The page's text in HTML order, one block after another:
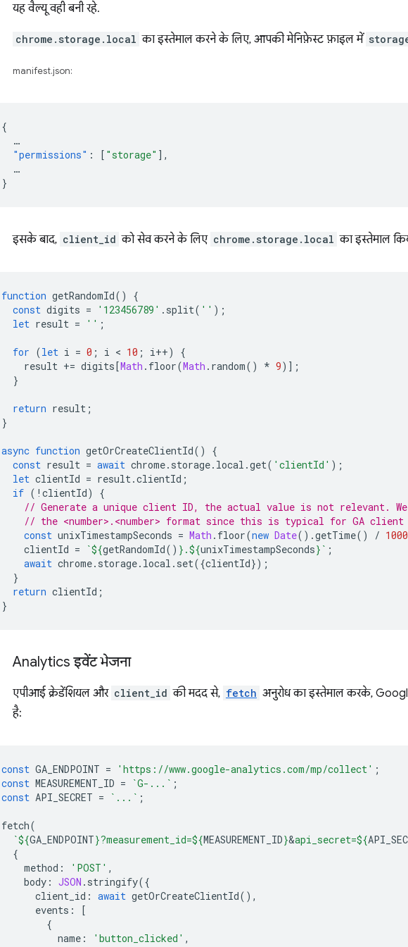
यह वैल्यू वही बनी रहे.
chrome.storage.local का इस्तेमाल करने के लिए, आपकी मेनिफ़ेस्ट फ़ाइल में
manifest.json:
{
…
"permissions" : [ "storage" ],
…
}
इसके बाद, client_id को सेव करने के लिए chrome.storage.local का इस्तेमाल
function getRandomId()
{
const digits = '123456789' . split( '' );
let result = '' ;
for (let i = 0 ; i < 10 ; i++)
{
result += digits[Math . floor(Math . random() * 9)];
}
return result ;
}
async function getOrCreateClientId()
{
const result = await chrome. storage. local .get( 'clientId' );
let clientId = result.clientId ;
if ( ! clientId)
{
// Generate a unique client ID, the actual value is not relevant. We
// the <number>.<number> format since this is typical for GA client
const unixTimestampSeconds = Math . floor(new Date().getTime() / 1000
clientId = `${getRandomId() } .${unixTimestampSeconds} ` ;
await chrome. storage. local . set({clientId});
}
return clientId ;
}
Analytics इवेंट भेजना
एपीआई क्रेडेंशियल और client_id की मदद से, fetch अनुरोध का इस्तेमाल करके,
है:
const GA_ENDPOINT = 'https://www.google-analytics.com/mp/collect' ;
const MEASUREMENT_ID = `G-...` ;
const API_SECRET = `...` ;
fetch(
`${GA_ENDPOINT}?measurement_id=${MEASUREMENT_ID}&api_secret=${
{
method : 'POST' ,
body : JSON . stringify({
client_id : await getOrCreateClientId(),
events :
[
{
name : 'button_clicked' ,